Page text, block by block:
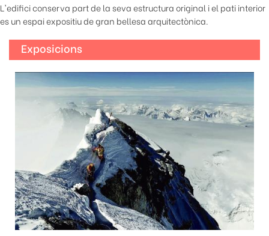
L'edifici conserva part de la seva estructura original i el pati interior
es un espai expositiu de gran bellesa arquitectònica.
Exposicions